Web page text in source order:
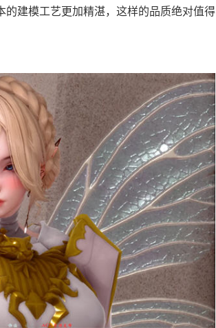
建模工艺更加精湛，这样的品质绝对值得